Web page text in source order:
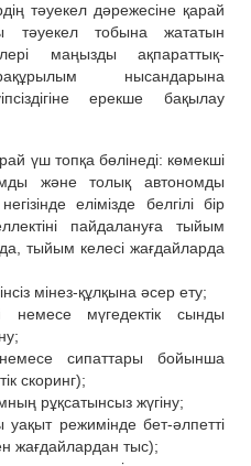
тәуекел дәрежесіне қарай
тәуекел тобына жататын
маңызды ақпараттық-
нысандарына
ерекше бақылау
үш топқа бөлінеді: көмекші
және толық автономды
елімізде белгілі бір
пайдалануға тыйым
тыйым келесі жағдайларда
мінез-құлқына әсер ету;
мүгедектік сынды
сипаттары бойынша
скоринг);
рұқсатынсыз жүгіну;
режимінде бет-әлпетті
жағдайлардан тыс);